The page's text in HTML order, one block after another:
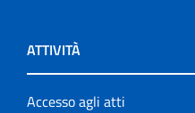
ATTIVITÀ
Accesso agli atti